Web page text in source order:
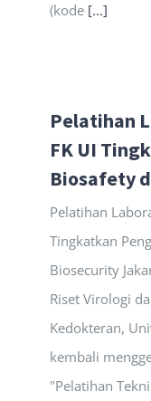
(kode [...]
Pelatihan
FK UI
Biosafety
Pelatihan
Tingkatkan
Biosecurity
Riset Virologi
Kedokteran,
kembali
"Pelatihan